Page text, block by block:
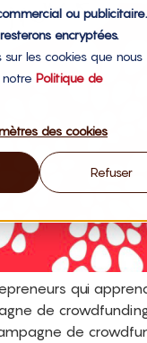
ou
encryptées.
sur les cookies que nous
notre Politique de
des cookies
Refuser
qui
de
de